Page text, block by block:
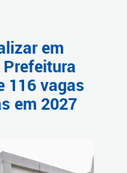
em
116 vagas
em 2027